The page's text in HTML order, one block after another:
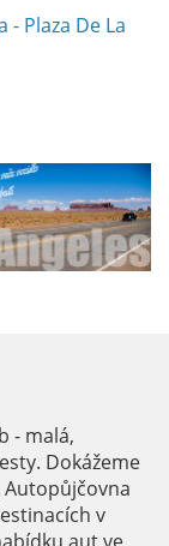
- Plaza De La
- malá,
Dokážeme
v